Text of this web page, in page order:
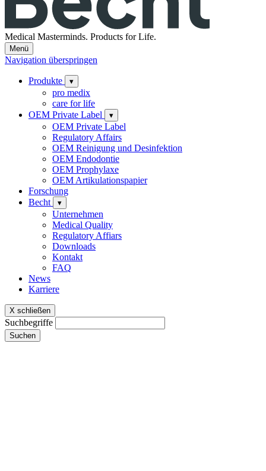
Medical Masterminds. Products for Life.
Menü
Navigation überspringen
Produkte ▾
pro medix
care for life
OEM Private Label
▾
OEM Private Label
Regulatory Affairs
OEM Reinigung und Desinfektion
OEM Endodontie
OEM Prophylaxe
OEM Artikulationspapier
Forschung
Becht
▾
Unternehmen
Medical Quality
Regulatory Affiars
Downloads
Kontakt
FAQ
News
Karriere
X schließen
Suchbegriffe
Suchen